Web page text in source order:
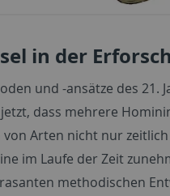
in der
und -ansätze des
dass mehrere
Arten nicht nur
im Laufe der Zeit
methodischen